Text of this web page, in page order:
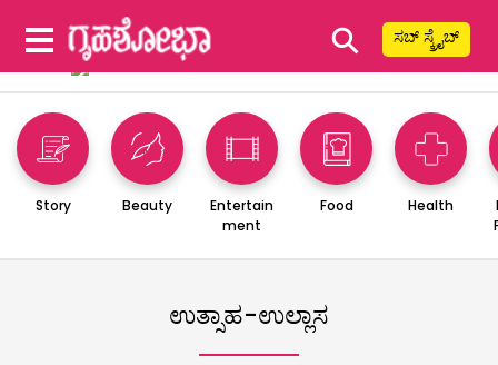
⚲ ಸಬ್ ಸ್ಕ್ರೈಬ್
Story Beauty
Entertain
ment
Food Health
ಉತ್ಸಾಹ-ಉಲ್ಲಾಸ